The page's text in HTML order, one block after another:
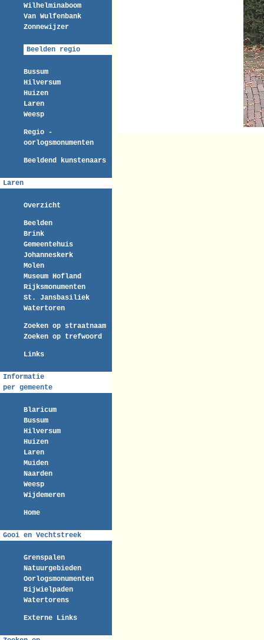
Wilhelminaboom
Van Wulfenbank
Zonnewijzer
Beelden regio
Bussum
Hilversum
Huizen
Laren
Weesp
Regio -
oorlogsmonumenten
Beeldend kunstenaars
Laren
Overzicht
Beelden
Brink
Gemeentehuis
Johanneskerk
Molen
Museum Hofland
Rijksmonumenten
St. Jansbasiliek
Watertoren
Zoeken op straatnaam
Zoeken op trefwoord
Links
Informatie
per gemeente
Blaricum
Bussum
Hilversum
Huizen
Laren
Muiden
Naarden
Weesp
Wijdemeren
Home
Gooi en Vechtstreek
Grenspalen
Natuurgebieden
Oorlogsmonumenten
Rijwielpaden
Watertorens
Externe Links